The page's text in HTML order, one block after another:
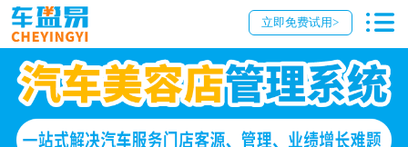
立即免费试用>